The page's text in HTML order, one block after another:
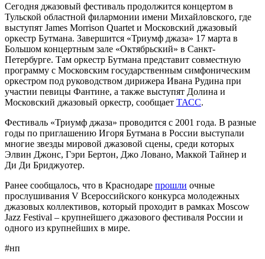
Сегодня джазовый фестиваль продолжится концертом в
Тульской областной филармонии имени Михайловского, где
выступят James Morrison Quartet и Московский джазовый
оркестр Бутмана. Завершится «Триумф джаза» 17 марта в
Большом концертным зале «Октябрьский» в Санкт-
Петербурге. Там оркестр Бутмана представит совместную
программу с Московским государственным симфоническим
оркестром под руководством дирижера Ивана Рудина при
участии певицы Фантине, а также выступят Долина и
Московский джазовый оркестр, сообщает ТАСС.
Фестиваль «Триумф джаза» проводится с 2001 года. В разные
годы по приглашению Игоря Бутмана в России выступали
многие звезды мировой джазовой сцены, среди которых
Элвин Джонс, Гэри Бертон, Джо Ловано, Маккой Тайнер и
Ди Ди Бриджуотер.
Ранее сообщалось, что в Краснодаре прошли очные
прослушивания V Всероссийского конкурса молодежных
джазовых коллективов, который проходит в рамках Moscow
Jazz Festival – крупнейшего джазового фестиваля России и
одного из крупнейших в мире.
#нп